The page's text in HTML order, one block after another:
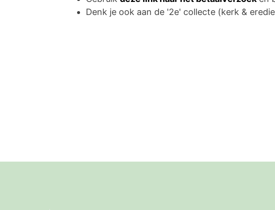
Denk je ook aan de '2e' collecte (kerk &